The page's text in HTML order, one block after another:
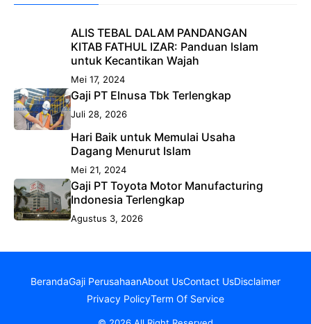
ALIS TEBAL DALAM PANDANGAN
KITAB FATHUL IZAR: Panduan Islam
untuk Kecantikan Wajah
Mei 17, 2024
Gaji PT Elnusa Tbk Terlengkap
Juli 28, 2026
Hari Baik untuk Memulai Usaha
Dagang Menurut Islam
Mei 21, 2024
Gaji PT Toyota Motor Manufacturing
Indonesia Terlengkap
Agustus 3, 2026
BerandaGaji PerusahaanAbout UsContact UsDisclaimer
Privacy PolicyTerm Of Service